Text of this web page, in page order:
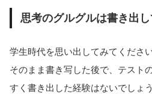
思考のグルグルは書き出
学生時代を思い出してみてくださ
そのまま書き写した後で、テスト
すく書き出した経験はないでしょ